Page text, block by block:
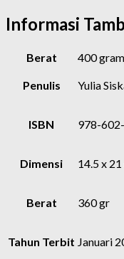
Informasi
Berat 400 gram
Penulis Yulia
ISBN 978-
Dimensi 14.5 x
Berat 360 gr
Tahun Terbit Januari